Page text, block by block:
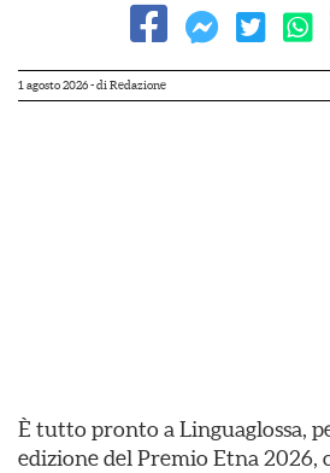
1 agosto 2026- di Redazione
È tutto pronto a Linguaglossa,
edizione del Premio Etna 2026,